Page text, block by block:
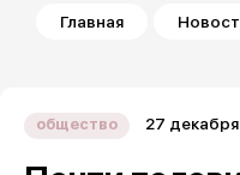
Строка
Главная
общество 27 декабря